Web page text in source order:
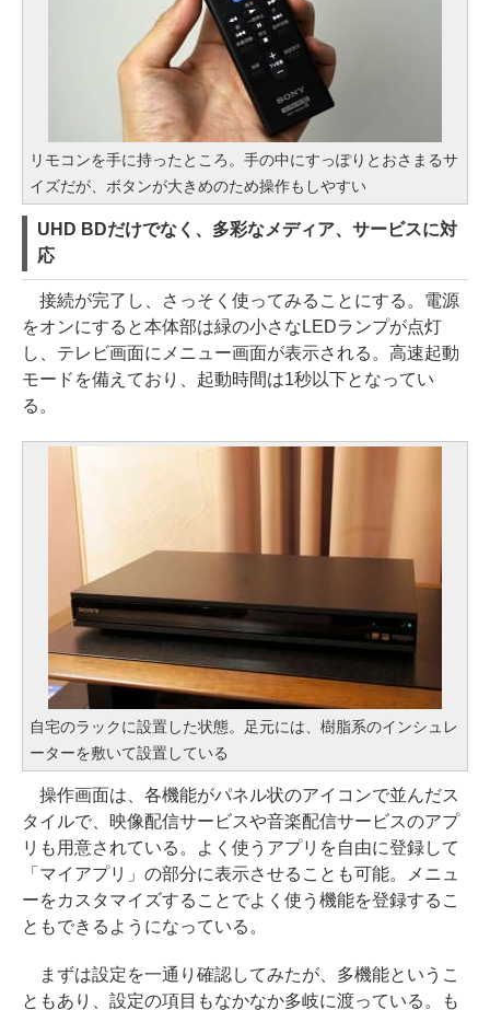
リモコンを手に持ったところ。手の中にすっぽりとおさまるサ
イズだが、ボタンが大きめのため操作もしやすい
UHD BDだけでなく、多彩なメディア、サービスに対
応
接続が完了し、さっそく使ってみることにする。電源
をオンにすると本体部は緑の小さなLEDランプが点灯
し、テレビ画面にメニュー画面が表示される。高速起動
モードを備えており、起動時間は1秒以下となってい
る。
自宅のラックに設置した状態。足元には、樹脂系のインシュレ
ーターを敷いて設置している
操作画面は、各機能がパネル状のアイコンで並んだス
タイルで、映像配信サービスや音楽配信サービスのアプ
リも用意されている。よく使うアプリを自由に登録して
「マイアプリ」の部分に表示させることも可能。メニュ
ーをカスタマイズすることでよく使う機能を登録するこ
ともできるようになっている。
まずは設定を一通り確認してみたが、多機能というこ
ともあり、設定の項目もなかなか多岐に渡っている。も